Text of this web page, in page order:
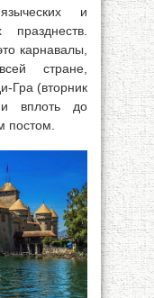
и
празднеств.
карнавалы,
стране,
Гра (вторник
вплоть до
постом.